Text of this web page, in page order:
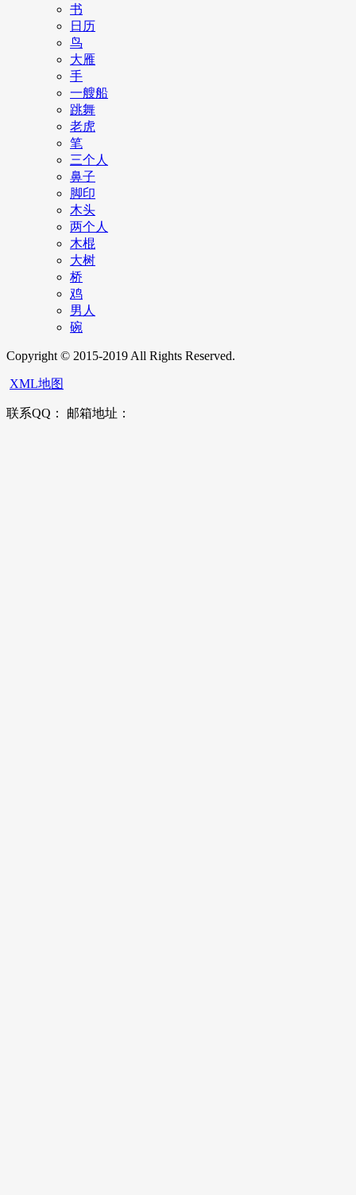
书
日历
鸟
大雁
手
一艘船
跳舞
老虎
笔
三个人
鼻子
脚印
木头
两个人
木棍
大树
桥
鸡
男人
碗
Copyright © 2015-2019 All Rights Reserved.
XML地图
联系QQ： 邮箱地址：